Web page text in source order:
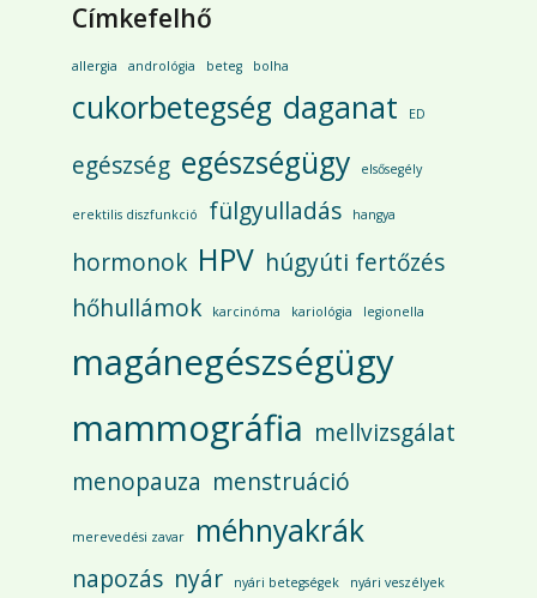
Címkefelhő
allergia andrológia beteg bolha
cukorbetegség daganat ED
egészség egészségügy elsősegély
erektilis diszfunkció fülgyulladás hangya
hormonok HPV húgyúti fertőzés
hőhullámok
karcinóma kariológia legionella
magánegészségügy
mammográfia mellvizsgálat
menopauza menstruáció
merevedési zavar méhnyakrák
napozás nyár nyári betegségek nyári veszélyek